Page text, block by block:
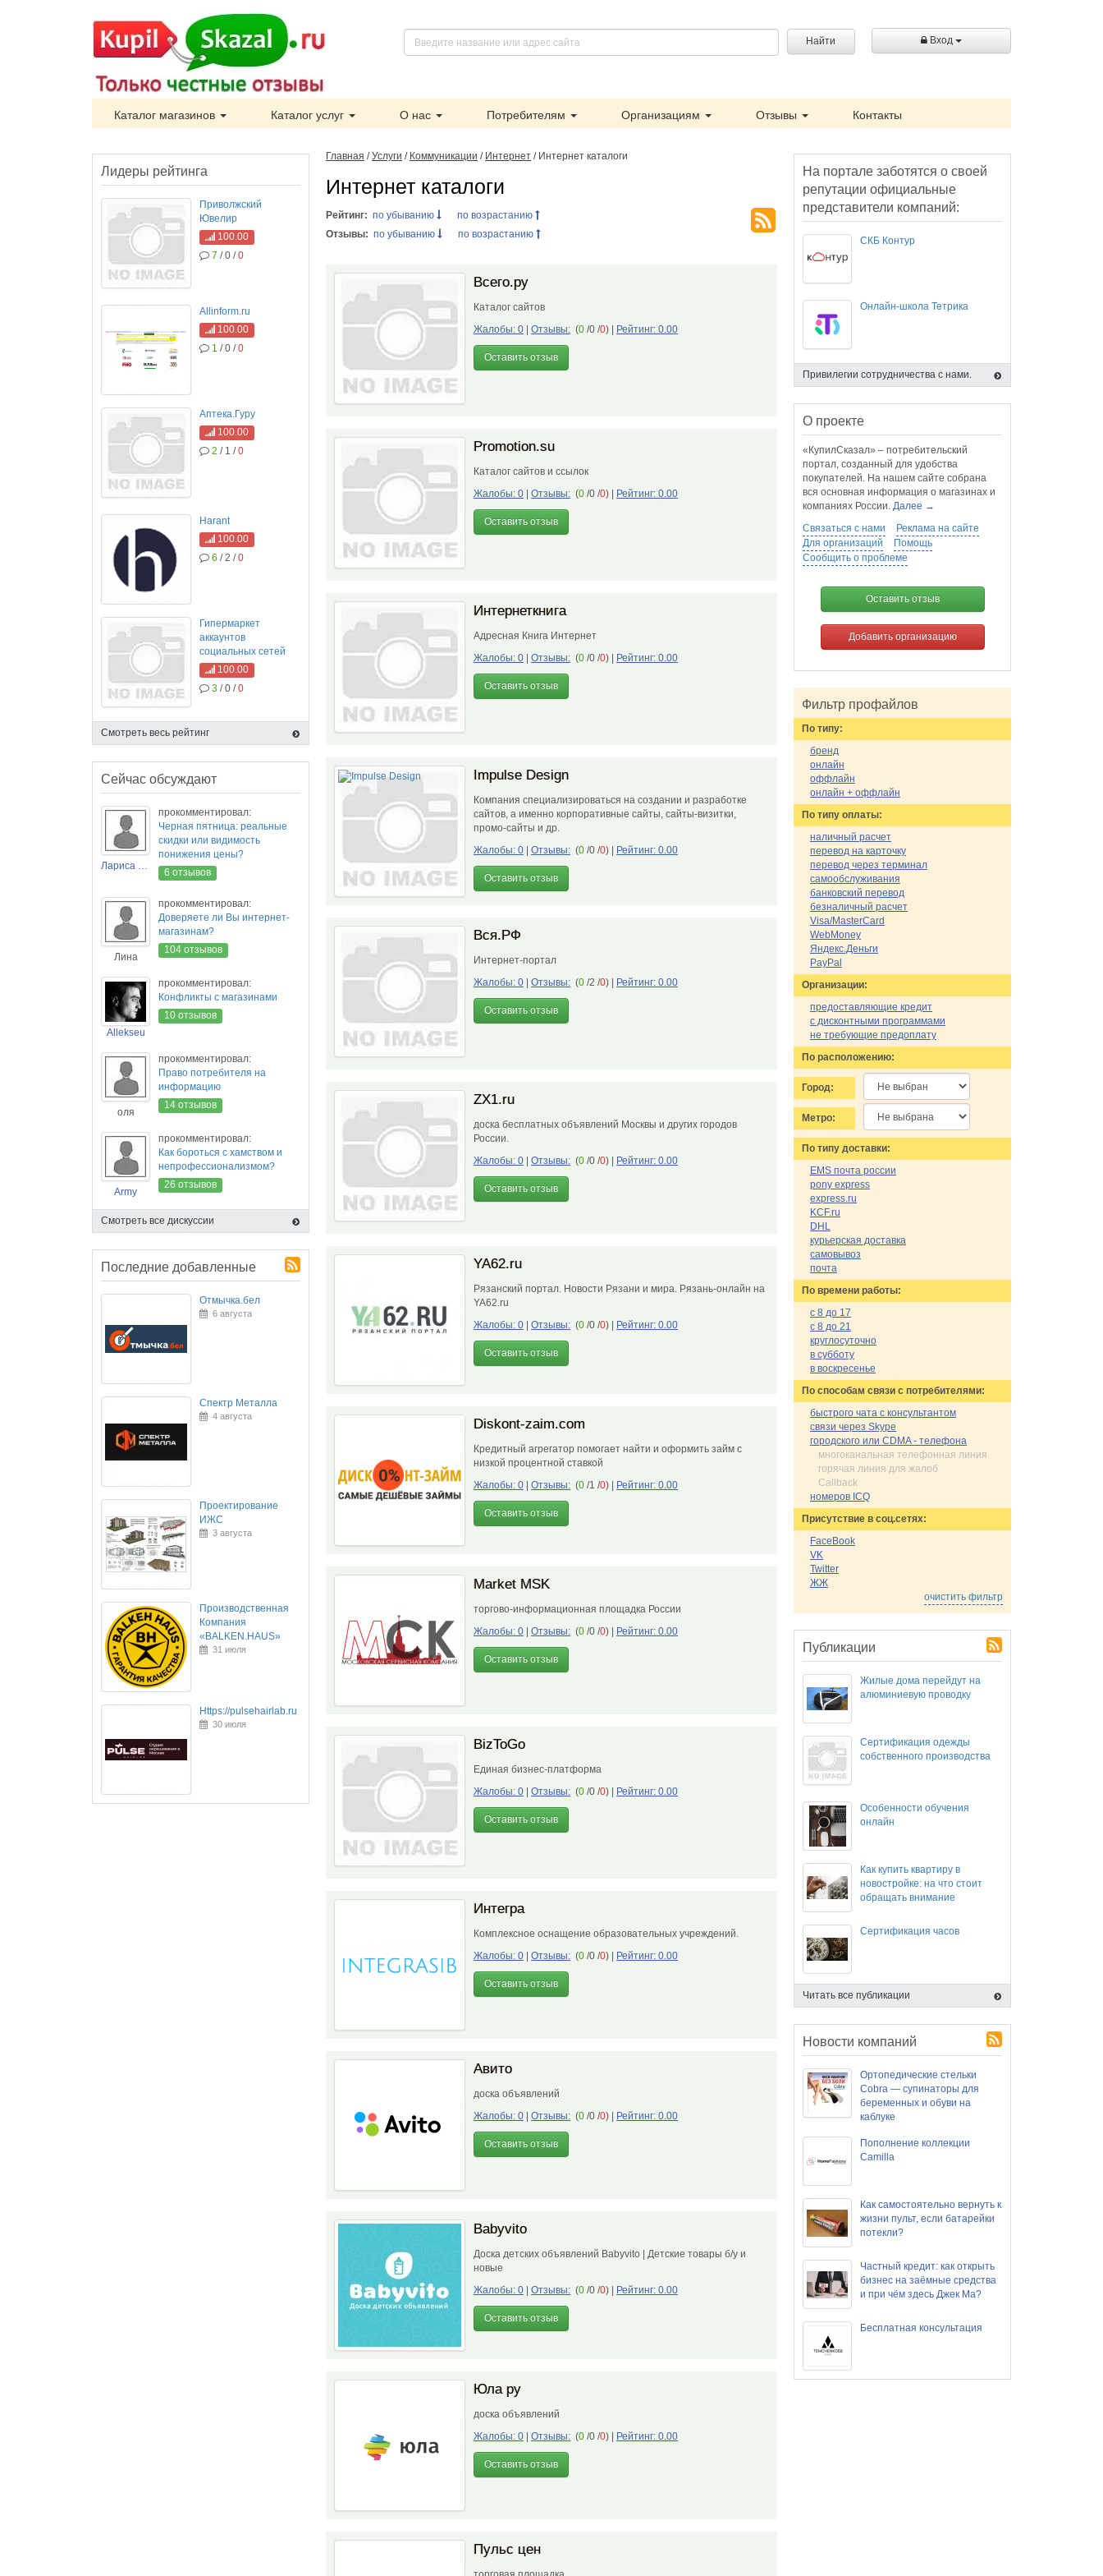
Найти Вход
Каталог магазинов Каталог услуг О нас Потребителям Организациям Отзывы Контакты
Главная /Услуги / Коммуникации / Интернет / Интернет каталоги
Интернет каталоги
Рейтинг: по убыванию
по возрастанию
Отзывы: по убыванию по возрастанию
Всего.ру
Каталог сайтов
Жалобы: 0
Отзывы: (0 /0 /0) Рейтинг: 0.00
Оставить отзыв
Promotion.su
Каталог сайтов и ссылок
Жалобы: 0
Отзывы: (0 /0 /0) Рейтинг: 0.00
Оставить отзыв
Интернеткнига
Адресная Книга Интернет
Жалобы: 0
Отзывы: (0 /0 /0) Рейтинг: 0.00
Оставить отзыв
Impulse Design
Компания специализироваться на создании и разработке
сайтов, а именно корпоративные сайты, сайты-визитки,
промо-сайты и др.
Жалобы: 0
Отзывы: (0 /0 /0) Рейтинг: 0.00
Оставить отзыв
Вся.РФ
Интернет-портал
Жалобы: 0
Отзывы: (0 /2 /0) Рейтинг: 0.00
Оставить отзыв
ZX1.ru
доска бесплатных объявлений Москвы и других городов
России.
Жалобы: 0
Отзывы: (0 /0 /0) Рейтинг: 0.00
Оставить отзыв
YA62.ru
Рязанский портал. Новости Рязани и мира. Рязань-онлайн на
YA62.ru
Жалобы: 0
Отзывы: (0 /0 /0) Рейтинг: 0.00
Оставить отзыв
Diskont-zaim.com
Кредитный агрегатор помогает найти и оформить займ с
низкой процентной ставкой
Жалобы: 0
Отзывы: (0 /1 /0) Рейтинг: 0.00
Оставить отзыв
Market MSK
торгово-информационная площадка России
Жалобы: 0
Отзывы: (0 /0 /0) Рейтинг: 0.00
Оставить отзыв
BizToGo
Единая бизнес-платформа
Жалобы: 0
Отзывы: (0 /0 /0) Рейтинг: 0.00
Оставить отзыв
Интегра
Комплексное оснащение образовательных учреждений.
Жалобы: 0
Отзывы: (0 /0 /0) Рейтинг: 0.00
Оставить отзыв
Авито
доска объявлений
Жалобы: 0
Отзывы: (0 /0 /0) Рейтинг: 0.00
Оставить отзыв
Babyvito
Доска детских объявлений Babyvito | Детские товары б/у и
новые
Жалобы: 0
Отзывы: (0 /0 /0) Рейтинг: 0.00
Оставить отзыв
Юла ру
доска объявлений
Жалобы: 0
Отзывы: (0 /0 /0) Рейтинг: 0.00
Оставить отзыв
Пульс цен
Лидеры рейтинга
Приволжский
Ювелир
100.00
7 / 0 /0
Allinform.ru
100.00
1 / 0 /0
Аптека.Гуру
100.00
2 / 1 /0
Harant
100.00
6 / 2 /0
Гипермаркет
аккаунтов
социальных сетей
100.00
3 / 0 /0
Смотреть весь рейтинг
Сейчас обсуждают
Лариса Новикова
прокомментировал:
Черная пятница: реальные
скидки или видимость
понижения цены?
6 отзывов
Лина
прокомментировал:
Доверяете ли Вы интернет-
магазинам?
104 отзывов
Allekseu
прокомментировал:
Конфликты с магазинами
10 отзывов
оля
прокомментировал:
Право потребителя на
информацию
14 отзывов
Army
прокомментировал:
Как бороться с хамством и
непрофессионализмом?
26 отзывов
Смотреть все дискуссии
Последние добавленные
Отмычка.бел
6 августа
Спектр Металла
4 августа
Проектирование
ИЖС
3 августа
Производственная
Компания
«BALKEN.HAUS»
31 июля
Https://pulsehairlab.ru
30 июля
На портале заботятся о своей
репутации официальные
представители компаний:
СКБ Контур
Онлайн-школа Тетрика
Привилегии сотрудничества с нами.
О проекте
«КупилСказал» – потребительский
портал, созданный для удобства
покупателей. На нашем сайте собрана
вся основная информация о магазинах и
компаниях России. Далее →
Связаться с нами
Реклама на сайте
Для организаций
Помощь
Сообщить о проблеме
Оставить отзыв
Добавить организацию
Фильтр профайлов
По типу:
бренд
онлайн
оффлайн
онлайн + оффлайн
По типу оплаты:
наличный расчет
перевод на карточку
перевод через терминал
самообслуживания
банковский перевод
безналичный расчет
Visa/MasterCard
WebMoney
Яндекс.Деньги
PayPal
Организации:
предоставляющие кредит
с дисконтными программами
не требующие предоплату
По расположению:
Город:
Метро:
По типу доставки:
EMS почта россии
pony express
express.ru
KCF.ru
DHL
курьерская доставка
самовывоз
почта
По времени работы:
с 8 до 17
с 8 до 21
круглосуточно
в субботу
в воскресенье
По cпособам связи с потребителями:
быстрого чата с консультантом
связи через Skype
городского или CDMA - телефона
многоканальная телефонная линия
горячая линия для жалоб
Callback
номеров ICQ
Присутствие в соц.сетях:
FaceBook
VK
Twitter
ЖЖ
очистить фильтр
Публикации
Жилые дома перейдут на
алюминиевую проводку
Сертификация одежды
собственного производства
Особенности обучения
онлайн
Как купить квартиру в
новостройке: на что стоит
обращать внимание
Сертификация часов
Читать все публикации
Новости компаний
Ортопедические стельки
Cobra — супинаторы для
беременных и обуви на
каблуке
Пополнение коллекции
Camilla
Как самостоятельно вернуть к
жизни пульт, если батарейки
потекли?
Частный кредит: как открыть
бизнес на заёмные средства
и при чём здесь Джек Ма?
Бесплатная консультация